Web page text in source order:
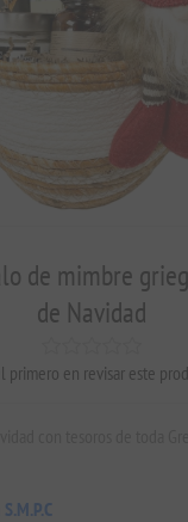
de mimbre
de Navidad
primero en revisar este